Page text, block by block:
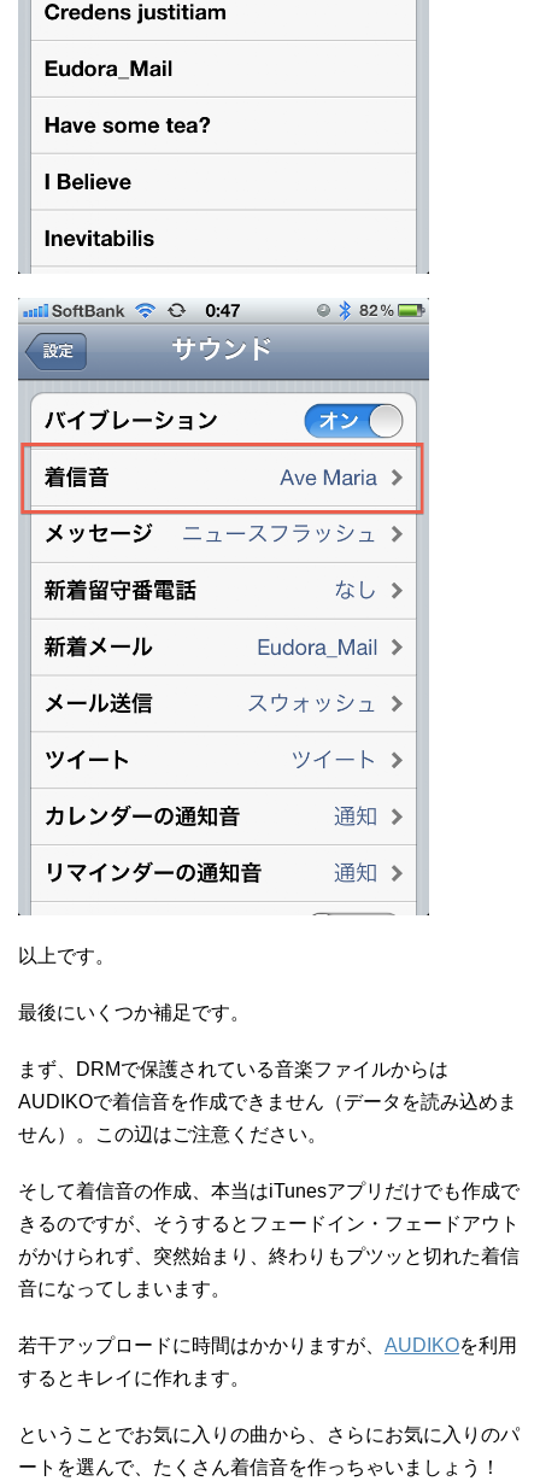
以上です。
最後にいくつか補足です。
まず、DRMで保護されている音楽ファイルからは
AUDIKOで着信音を作成できません（データを読み込めま
せん）。この辺はご注意ください。
そして着信音の作成、本当はiTunesアプリだけでも作成で
きるのですが、そうするとフェードイン・フェードアウト
がかけられず、突然始まり、終わりもプツッと切れた着信
音になってしまいます。
若干アップロードに時間はかかりますが、 AUDIKOを利用
するとキレイに作れます。
ということでお気に入りの曲から、さらにお気に入りのパ
ートを選んで、たくさん着信音を作っちゃいましょう！